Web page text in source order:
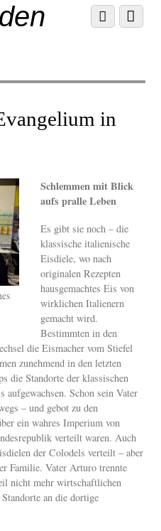
Menu
Scroll
down
in
Schlemmen mit Blick
aufs pralle Leben
Es gibt sie noch – die
klassische italienische
Eisdiele, wo nach
originalen Rezepten
hausgemachtes Eis von
wirklichen Italienern
gemacht wird.
Bestimmten in den
die Eismacher vom Stiefel
zunehmend in den letzten
die Standorte der klassischen
Schon sein Vater
– und gebot zu den
ein wahres Imperium von
verteilt waren. Auch
der Colodels verteilt – aber
Familie. Vater Arturo trennte
nicht mehr wirtschaftlichen
an die dortige